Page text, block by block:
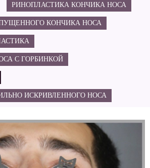
РИНОПЛАСТИКА КОНЧИКА НОСА
КОНЧИКА НОСА
С ГОРБИНКОЙ
ИСКРИВЛЕННОГО НОСА